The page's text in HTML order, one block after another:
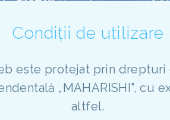
Condiții de utilizare
este protejat prin
„MAHARISHI", cu
altfel.